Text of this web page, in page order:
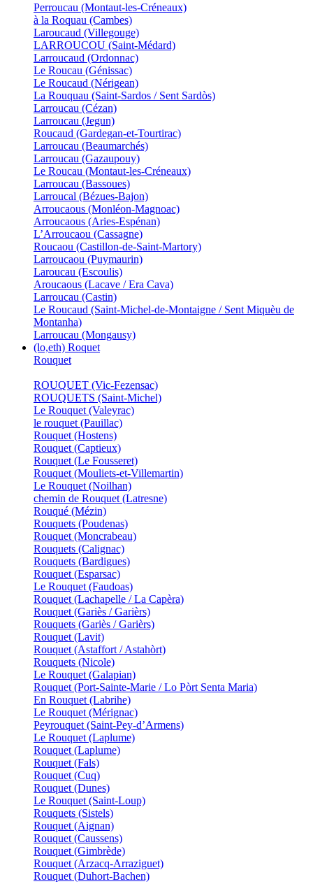
Perroucau (Montaut-les-Créneaux)
à la Roquau (Cambes)
Laroucaud (Villegouge)
LARROUCOU (Saint-Médard)
Larroucaud (Ordonnac)
Le Roucau (Génissac)
Le Roucaud (Nérigean)
La Rouquau (Saint-Sardos / Sent Sardòs)
Larroucau (Cézan)
Larroucau (Jegun)
Roucaud (Gardegan-et-Tourtirac)
Larroucau (Beaumarchés)
Larroucau (Gazaupouy)
Le Roucau (Montaut-les-Créneaux)
Larroucau (Bassoues)
Larroucal (Bézues-Bajon)
Arroucaous (Monléon-Magnoac)
Arroucaous (Aries-Espénan)
L’Arroucaou (Cassagne)
Roucaou (Castillon-de-Saint-Martory)
Larroucaou (Puymaurin)
Laroucau (Escoulis)
Aroucaous (Lacave / Era Cava)
Larroucau (Castin)
Le Roucaud (Saint-Michel-de-Montaigne / Sent Miquèu de
Montanha)
Larroucau (Mongausy)
(lo,eth) Roquet
Rouquet
ROUQUET (Vic-Fezensac)
ROUQUETS (Saint-Michel)
Le Rouquet (Valeyrac)
le rouquet (Pauillac)
Rouquet (Hostens)
Rouquet (Captieux)
Rouquet (Le Fousseret)
Rouquet (Mouliets-et-Villemartin)
Le Rouquet (Noilhan)
chemin de Rouquet (Latresne)
Rouqué (Mézin)
Rouquets (Poudenas)
Rouquet (Moncrabeau)
Rouquets (Calignac)
Rouquets (Bardigues)
Rouquet (Esparsac)
Le Rouquet (Faudoas)
Rouquet (Lachapelle / La Capèra)
Rouquet (Gariès / Garièrs)
Rouquets (Gariès / Garièrs)
Rouquet (Lavit)
Rouquet (Astaffort / Astahòrt)
Rouquets (Nicole)
Le Rouquet (Galapian)
Rouquet (Port-Sainte-Marie / Lo Pòrt Senta Maria)
En Rouquet (Labrihe)
Le Rouquet (Mérignac)
Peyrouquet (Saint-Pey-d’Armens)
Le Rouquet (Laplume)
Rouquet (Laplume)
Rouquet (Fals)
Rouquet (Cuq)
Rouquet (Dunes)
Le Rouquet (Saint-Loup)
Rouquets (Sistels)
Rouquet (Aignan)
Rouquet (Caussens)
Rouquet (Gimbrède)
Rouquet (Arzacq-Arraziguet)
Rouquet (Duhort-Bachen)